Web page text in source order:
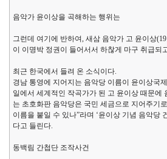
음악가 윤이상을 곡해하는 행위는
그런데 여기에 반하여, 새삼 음악가 고 윤이상
이 이명박 정권이 들어서서 하찮게 마구 취급되
최근 한국에서 들려 온 소식이다.
경남 통영에 지어지는 음악당 이름이 윤이상국
일에서 세계적인 작곡가가 된 고 윤이상 때문에
는 초호화판 음악당은 국민 세금으로 지어주기
이름을 붙일 수 있나”라며 ‘윤이상 기념 음악
다고 들린다.
동백림 간첩단 조작사건